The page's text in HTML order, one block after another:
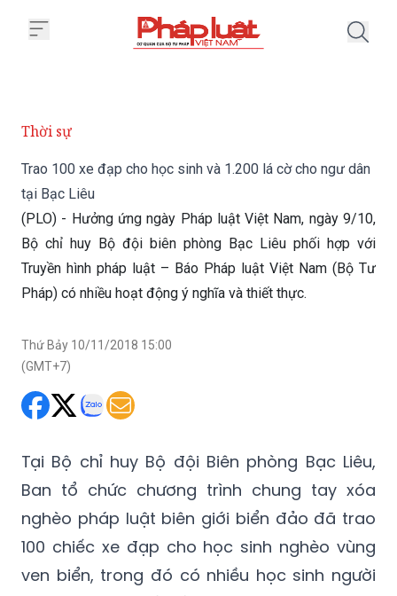
Thời sự
Trao 100 xe đạp cho học sinh và 1.200 lá cờ cho ngư dân
tại Bạc Liêu
(PLO) - Hưởng ứng ngày Pháp luật Việt Nam, ngày 9/10,
Bộ chỉ huy Bộ đội biên phòng Bạc Liêu phối hợp với
Pháp) có nhiều hoạt động ý nghĩa và thiết thực.
Thứ Bảy 10/11/2018 15:00
Tại Bộ chỉ huy Bộ đội Biên phòng Bạc Liêu,
Ban tổ chức chương trình chung tay xóa
nghèo pháp luật biên giới biển đảo đã trao